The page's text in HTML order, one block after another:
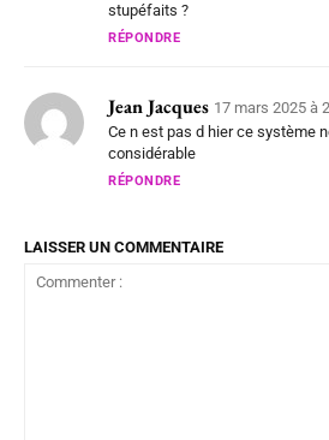
stupéfaits ?
RÉPONDRE
Jean Jacques 17 mars 2025 à
Ce n est pas d hier ce système
considérable
RÉPONDRE
LAISSER UN COMMENTAIRE